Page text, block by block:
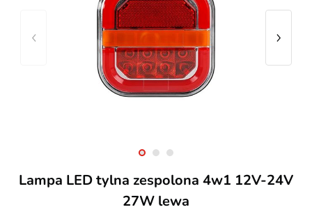
Lampa LED tylna zespolona 4w1 12V-24V
27W lewa